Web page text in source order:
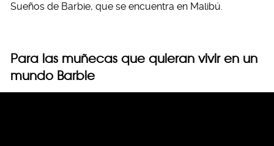
Sueños de Barbie, que se encuentra en Malibú.
Para las muñecas que quieran vivir en un
mundo Barbie